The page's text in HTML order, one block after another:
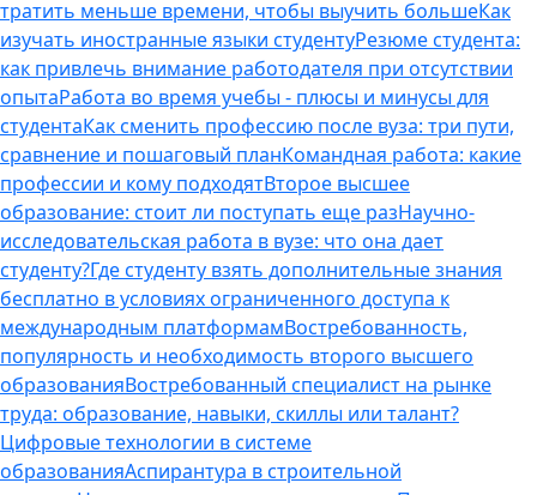
тратить меньше времени, чтобы выучить большеКак
изучать иностранные языки студентуРезюме студента:
как привлечь внимание работодателя при отсутствии
опытаРабота во время учебы - плюсы и минусы для
студентаКак сменить профессию после вуза: три пути,
сравнение и пошаговый планКомандная работа: какие
профессии и кому подходятВторое высшее
образование: стоит ли поступать еще разНаучно-
исследовательская работа в вузе: что она дает
студенту?Где студенту взять дополнительные знания
бесплатно в условиях ограниченного доступа к
международным платформамВостребованность,
популярность и необходимость второго высшего
образованияВостребованный специалист на рынке
труда: образование, навыки, скиллы или талант?
Цифровые технологии в системе
образованияАспирантура в строительной